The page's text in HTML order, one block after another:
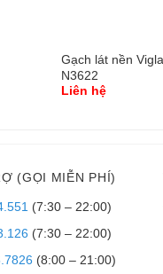
Gạch lát nền
N3622
Liên hệ
(GỌI MIỄN PHÍ)
(7:30 – 22:00)
(7:30 – 22:00)
(8:00 – 21:00)